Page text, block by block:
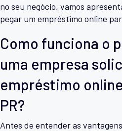
no seu negócio, vamos
pegar um empréstimo online
Como funciona o
uma empresa
empréstimo
PR?
Antes de entender as